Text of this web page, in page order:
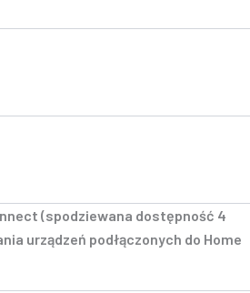
(spodziewana dostępność 4
urządzeń podłączonych do Home